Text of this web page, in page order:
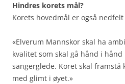
Hindres korets mål?
Korets hovedmål er også
«Elverum Mannskor skal ha
kvalitet som skal gå hånd i
sangerglede. Koret skal
med glimt i øyet.»